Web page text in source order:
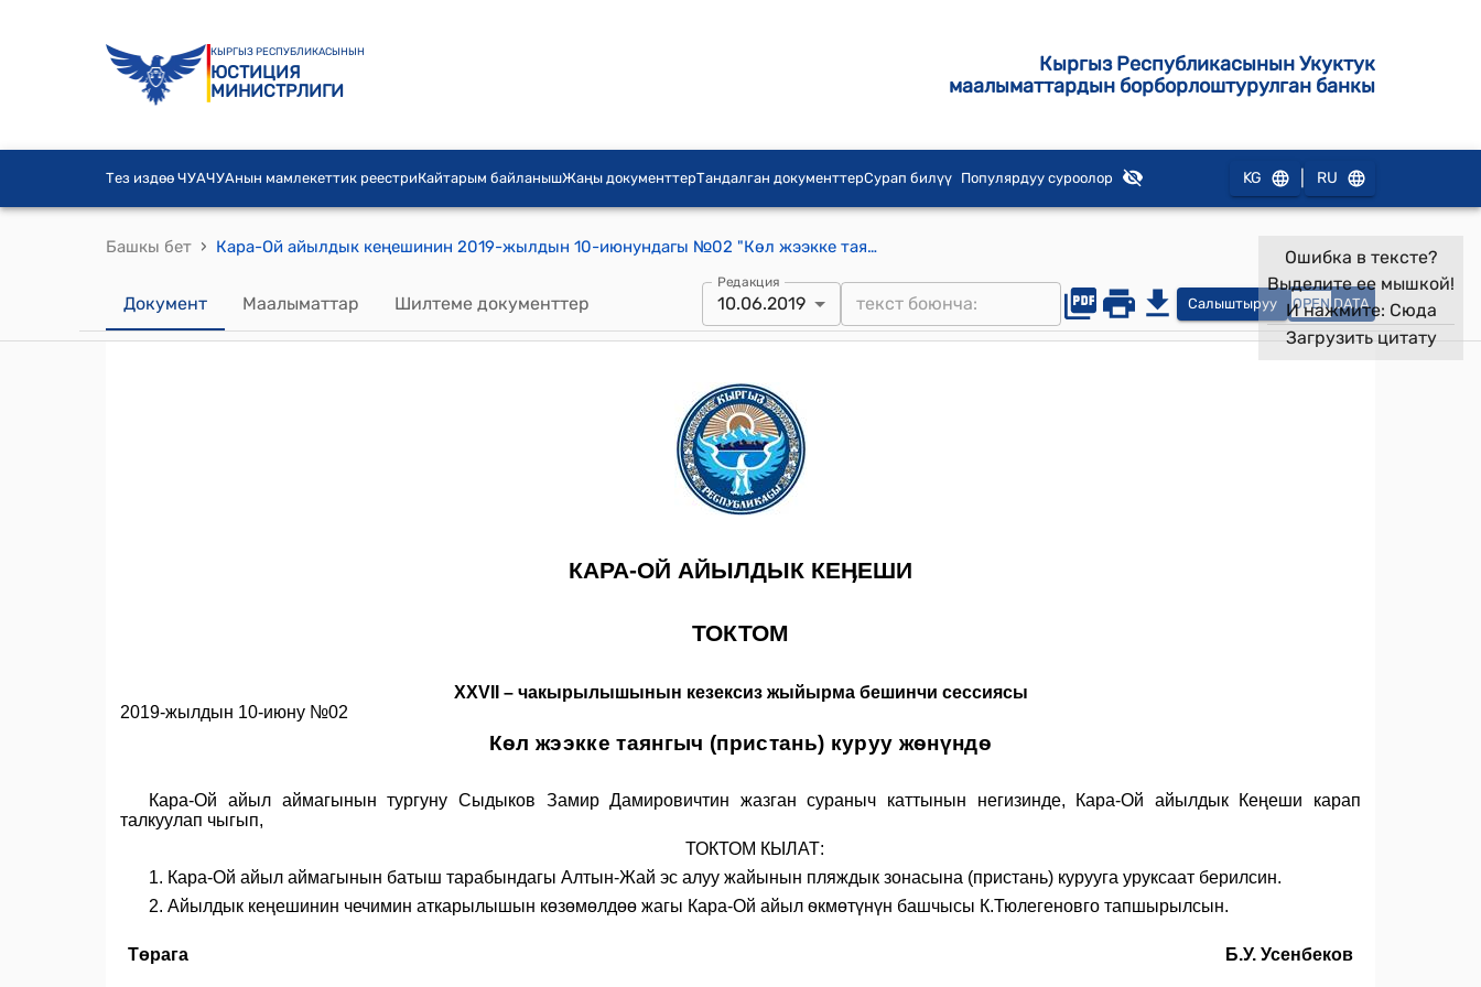
КЫРГЫЗ РЕСПУБЛИКАСЫНЫН
ЮСТИЦИЯ
МИНИСТРЛИГИ
Кыргыз Республикасынын Укуктук
маалыматтардын борборлоштурулган банкы
Тез издөө ЧУАЧУАнын мамлекеттик реестриКайтарым байланышЖаңы документтерТандалган документтерСурап билүү Популярдуу суроолор KG RU
Башкы бет › Кара-Ой айылдык кеңешинин 2019-жылдын 10-июнундагы №02 "Кѳл жээкке таянгыч (пристань) куруу жѳнүндѳ" токтому
Документ Маалыматтар Шилтеме документтер
Редакция
10.06.2019 Салыштыруу OPEN DATA
Ошибка в тексте?
Выделите ее мышкой!
И нажмите: Сюда
Загрузить цитату